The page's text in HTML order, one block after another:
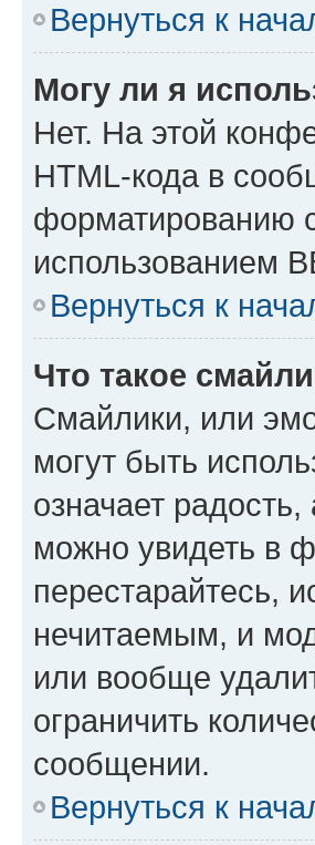
Вернуться к
Могу ли я
Нет. На этой
HTML-кода в
форматированию
использованием
Вернуться к
Что такое
Смайлики, или
могут быть
означает
можно увидеть в
перестарайтесь,
нечитаемым, и
или вообще
ограничить
сообщении.
Вернуться к